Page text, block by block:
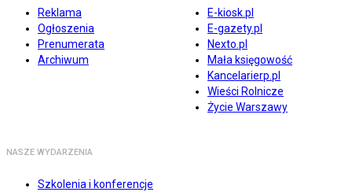
Reklama
Ogłoszenia
Prenumerata
Archiwum
E-kiosk.pl
E-gazety.pl
Nexto.pl
Mała księgowość
Kancelarierp.pl
Wieści Rolnicze
Życie Warszawy
NASZE WYDARZENIA
Szkolenia i konferencje